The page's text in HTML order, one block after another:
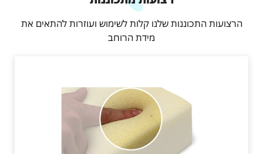
הרצועות התכוננות שלנו קלות לשימוש ועוזרות להתאים את
מידת הרוחב